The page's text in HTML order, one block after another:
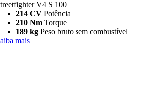
V4 S 100
214 CV Potência
210 Nm Torque
189 kg Peso bruto sem combustível
mais